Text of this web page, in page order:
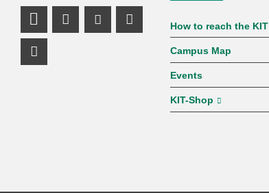
How to reach the KIT
Campus Map
Events
KIT-Shop
LinkedIn Profile
Mastodon Profile
Youtube Profile
Instagram Profile
Facebook Profile